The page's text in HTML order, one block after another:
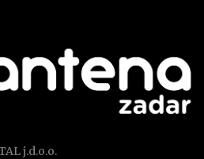
j.d.o.o.